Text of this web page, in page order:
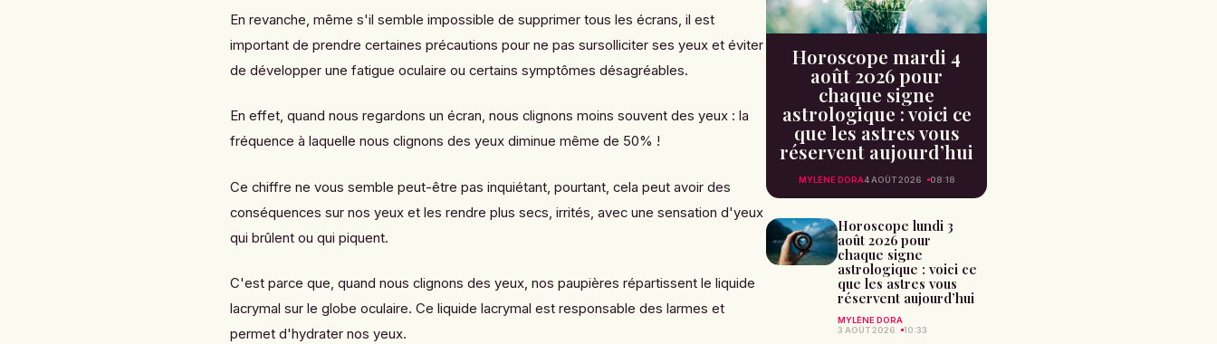
En revanche, même s'il semble impossible de supprimer tous les écrans, il est
important de prendre certaines précautions pour ne pas sursolliciter ses yeux et éviter
de développer une fatigue oculaire ou certains symptômes désagréables.
En effet, quand nous regardons un écran, nous clignons moins souvent des yeux : la
fréquence à laquelle nous clignons des yeux diminue même de 50% !
Ce chiffre ne vous semble peut-être pas inquiétant, pourtant, cela peut avoir des
conséquences sur nos yeux et les rendre plus secs, irrités, avec une sensation d'yeux
qui brûlent ou qui piquent.
C'est parce que, quand nous clignons des yeux, nos paupières répartissent le liquide
lacrymal sur le globe oculaire. Ce liquide lacrymal est responsable des larmes et
permet d'hydrater nos yeux.
Horoscope mardi 4
août 2026 pour
chaque signe
astrologique : voici ce
que les astres vous
réservent aujourd’hui
MYLÈNE DORA4 AOÛT 2026 08:18
Horoscope lundi 3
août 2026 pour
chaque signe
astrologique : voici ce
que les astres vous
réservent aujourd’hui
MYLÈNE DORA
3 AOÛT 2026
10:33